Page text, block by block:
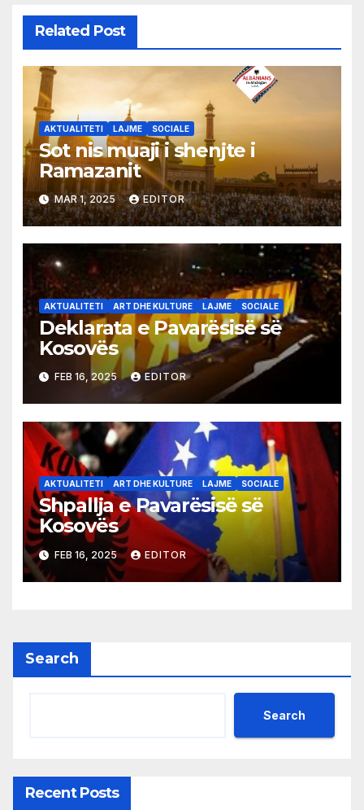
Related Post
AKTUALITETI LAJME SOCIALE
Sot nis muaji i shenjte i
Ramazanit
MAR 1, 2025 EDITOR
AKTUALITETI ART DHE KULTURE LAJME SOCIALE
Deklarata e Pavarësisë së
Kosovës
FEB 16, 2025 EDITOR
AKTUALITETI ART DHE KULTURE LAJME SOCIALE
Shpallja e Pavarësisë së
Kosovës
FEB 16, 2025 EDITOR
Search
Search
Recent Posts